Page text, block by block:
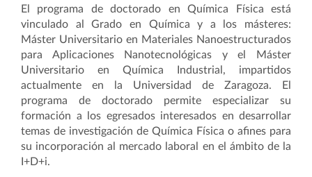
El programa de doctorado en Química Física está
vinculado al Grado en Química y a los másteres:
Máster Universitario en Materiales Nanoestructurados
para Aplicaciones Nanotecnológicas y el Máster
Universitario en Química Industrial, impartidos
actualmente en la Universidad de Zaragoza. El
programa de doctorado permite especializar su
formación a los egresados interesados en desarrollar
temas de investigación de Química Física o afines para
su incorporación al mercado laboral en el ámbito de la
I+D+i.